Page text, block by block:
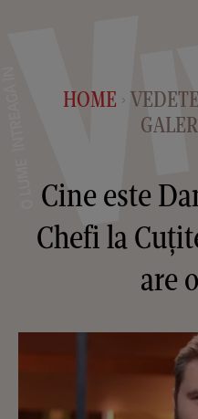
HOME >
Cine este
Chefi la
are